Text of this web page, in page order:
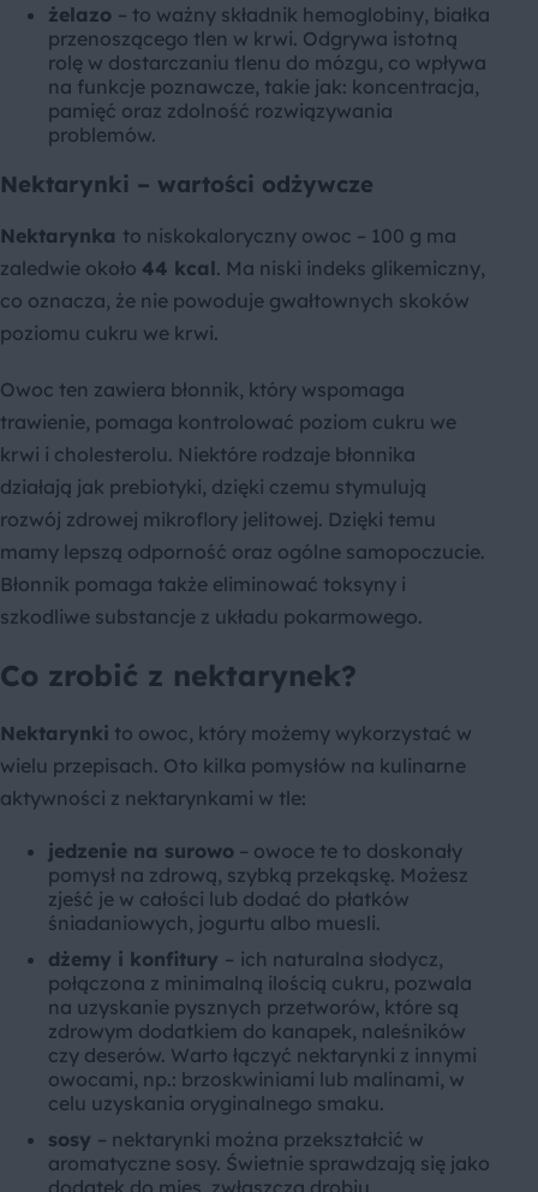
żelazo – to ważny składnik hemoglobiny, białka
przenoszącego tlen w krwi. Odgrywa istotną
rolę w dostarczaniu tlenu do mózgu, co wpływa
na funkcje poznawcze, takie jak: koncentracja,
pamięć oraz zdolność rozwiązywania
problemów.
Nektarynki – wartości odżywcze
Nektarynka to niskokaloryczny owoc – 100 g ma
zaledwie około 44 kcal. Ma niski indeks glikemiczny,
co oznacza, że nie powoduje gwałtownych skoków
poziomu cukru we krwi.
Owoc ten zawiera błonnik, który wspomaga
trawienie, pomaga kontrolować poziom cukru we
krwi i cholesterolu. Niektóre rodzaje błonnika
działają jak prebiotyki, dzięki czemu stymulują
rozwój zdrowej mikroflory jelitowej. Dzięki temu
mamy lepszą odporność oraz ogólne samopoczucie.
Błonnik pomaga także eliminować toksyny i
szkodliwe substancje z układu pokarmowego.
Co zrobić z nektarynek?
Nektarynki to owoc, który możemy wykorzystać w
wielu przepisach. Oto kilka pomysłów na kulinarne
aktywności z nektarynkami w tle:
jedzenie na surowo – owoce te to doskonały
pomysł na zdrową, szybką przekąskę. Możesz
zjeść je w całości lub dodać do płatków
śniadaniowych, jogurtu albo muesli.
dżemy i konfitury – ich naturalna słodycz,
połączona z minimalną ilością cukru, pozwala
na uzyskanie pysznych przetworów, które są
zdrowym dodatkiem do kanapek, naleśników
czy deserów. Warto łączyć nektarynki z innymi
owocami, np.: brzoskwiniami lub malinami, w
celu uzyskania oryginalnego smaku.
sosy – nektarynki można przekształcić w
aromatyczne sosy. Świetnie sprawdzają się jako